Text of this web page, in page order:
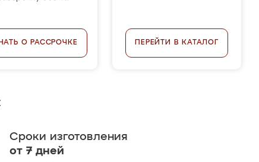
О РАССРОЧКЕ ПЕРЕЙТИ В КАТАЛОГ
Сроки изготовления
от 7 дней